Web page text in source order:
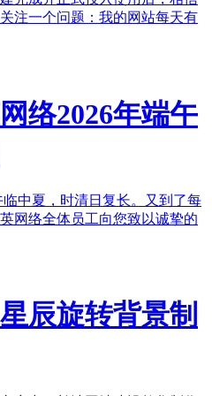
注一个问题：我的网站每天有
络2026年端午
中夏，时清日复长。又到了每
网络全体员工向您致以诚挚的
辰旋转背景制